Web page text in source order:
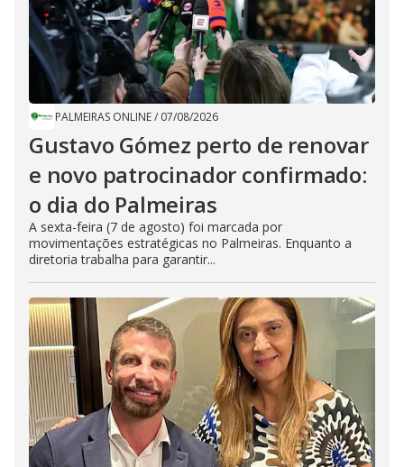
PALMEIRAS ONLINE/ 07/08/2026
Gustavo Gómez perto de renovar
e novo patrocinador confirmado:
o dia do Palmeiras
A sexta-feira (7 de agosto) foi marcada por
movimentações estratégicas no Palmeiras. Enquanto a
diretoria trabalha para garantir...